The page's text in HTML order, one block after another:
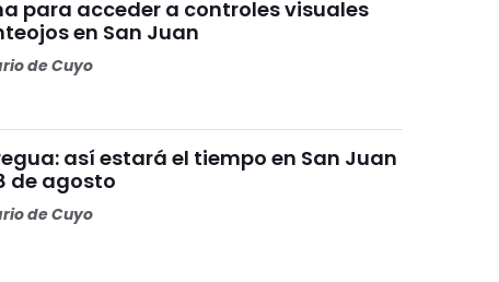
para acceder a controles visuales
en San Juan
de Cuyo
así estará el tiempo en San Juan
de agosto
de Cuyo